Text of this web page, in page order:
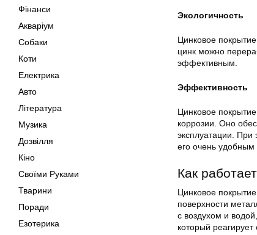
Фінанси
Акваріум
Собаки
Коти
Електрика
Авто
Література
Музика
Дозвілля
Кіно
Своїми Руками
Тварини
Поради
Езотерика
Экологичность
Цинковое
цинк можно
эффективным.
Эффективность
Цинковое
коррозии. Оно
эксплуатации. При
его очень удобным
Как
Цинковое
поверхности
с воздухом и
который